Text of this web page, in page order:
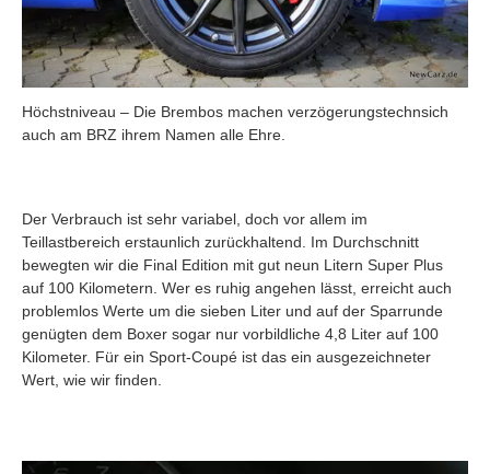
Höchstniveau – Die Brembos machen verzögerungstechnsich
auch am BRZ ihrem Namen alle Ehre.
Der Verbrauch ist sehr variabel, doch vor allem im
Teillastbereich erstaunlich zurückhaltend. Im Durchschnitt
bewegten wir die Final Edition mit gut neun Litern Super Plus
auf 100 Kilometern. Wer es ruhig angehen lässt, erreicht auch
problemlos Werte um die sieben Liter und auf der Sparrunde
genügten dem Boxer sogar nur vorbildliche 4,8 Liter auf 100
Kilometer. Für ein Sport-Coupé ist das ein ausgezeichneter
Wert, wie wir finden.